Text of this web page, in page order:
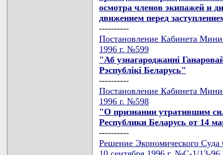
осмотра членов экипажей и
движением перед
----------
Постановление Кабинета
1996 г. №599
"Аб узнагароджаннi
Рэспублiкi Беларусь"
----------
Постановление Кабинета
1996 г. №598
"О признании утратившим
Республики Беларусь от 14
----------
Решение Экономического Суда